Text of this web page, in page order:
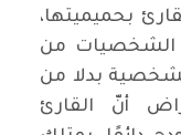
بحميميتها،
الشخصيات من
بدلا من
أنّ القارئ